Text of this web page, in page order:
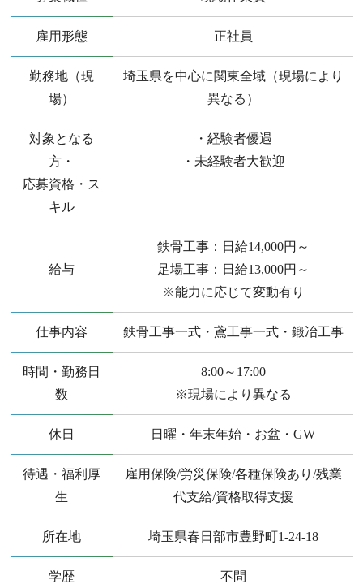
雇用形態 正社員
勤務地（現
場）
埼玉県を中心に関東全域（現場により
異なる）
対象となる
方・
応募資格・ス
キル
・経験者優遇
・未経験者大歓迎
給与
鉄骨工事：日給14,000円～
足場工事：日給13,000円～
※能力に応じて変動有り
仕事内容 鉄骨工事一式・鳶工事一式・鍛冶工事
時間・勤務日
数
8:00～17:00
※現場により異なる
休日 日曜・年末年始・お盆・GW
待遇・福利厚
生
雇用保険/労災保険/各種保険あり/残業
代支給/資格取得支援
所在地 埼玉県春日部市豊野町1-24-18
学歴 不問